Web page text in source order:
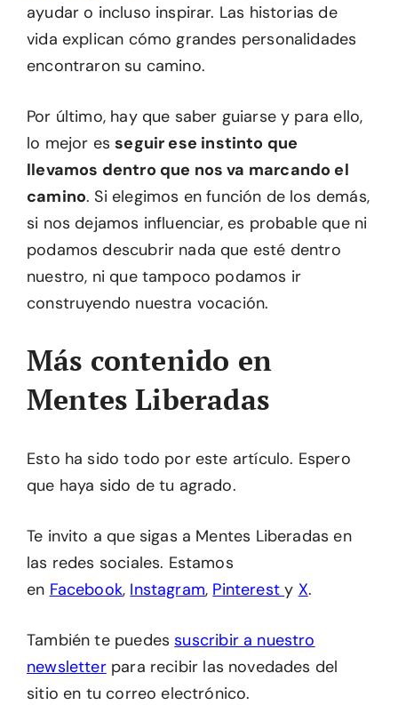
ayudar o incluso inspirar. Las historias de
vida explican cómo grandes personalidades
encontraron su camino.
Por último, hay que saber guiarse y para ello,
lo mejor esseguir ese instinto que
llevamos dentro que nos va marcando el
camino. Si elegimos en función de los demás,
si nos dejamos influenciar, es probable que ni
podamos descubrir nada que esté dentro
nuestro, ni que tampoco podamos ir
construyendo nuestra vocación.
Más contenido en
Mentes Liberadas
Esto ha sido todo por este artículo. Espero
que haya sido de tu agrado.
Te invito a que sigas a Mentes Liberadas en
las redes sociales. Estamos
en Facebook, Instagram, Pinteresty X.
También te puedessuscribir a nuestro
newsletterpara recibir las novedades del
sitio en tu correo electrónico.